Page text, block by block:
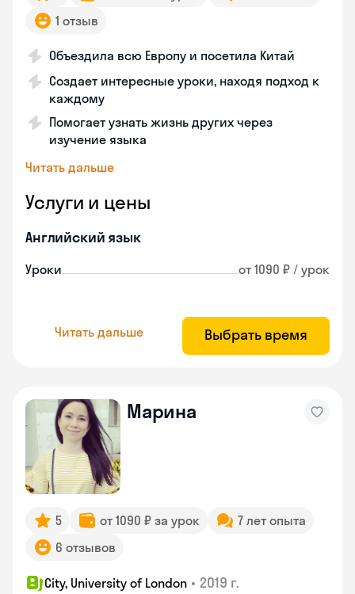
1 отзыв
Объездила всю Европу и посетила Китай
Создает интересные уроки, находя подход к
каждому
Помогает узнать жизнь других через
изучение языка
Читать дальше
Услуги и цены
Английский язык
Уроки от 1090 ₽ / урок
Читать дальше Выбрать время
Марина
5 от 1090 ₽ за урок
7 лет опыта
6 отзывов
City, University of London • 2019 г.